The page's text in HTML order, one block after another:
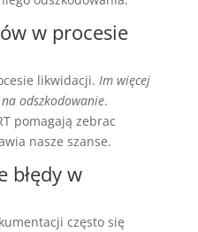
w procesie
likwidacji. Im więcej
odszkodowanie.
pomagają zebrac
nasze szanse.
błędy w
często się